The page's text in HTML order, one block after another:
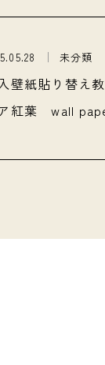
未分類
壁紙貼り替
紅葉 wall